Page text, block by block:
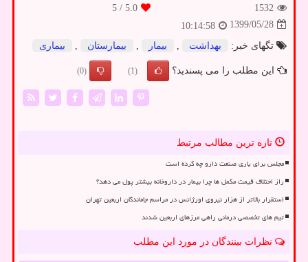
1532
5.0
/ 5
1399/05/28
10:14:58
تگهای خبر:
بهداشت بیمار بیمارستان بیماری
این مطلب را می پسندید؟ (1)
(0)
تازه ترین مطالب مرتبط
مجلس برای یاری صنعت دارو چه کرده است
راز اختلاف قیمت مکمل ها چرا بیمار در داروخانه بیشتر پول می دهد؟
استقرار بالاتر از هزار نیروی اورژانس در مراسم جاماندگان اربعین تهران
تیم های تخصصی درمانی راهی مرزهای اربعین شدند
نظرات بینندگان در مورد این مطلب